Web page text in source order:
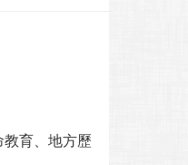
育、地方歷